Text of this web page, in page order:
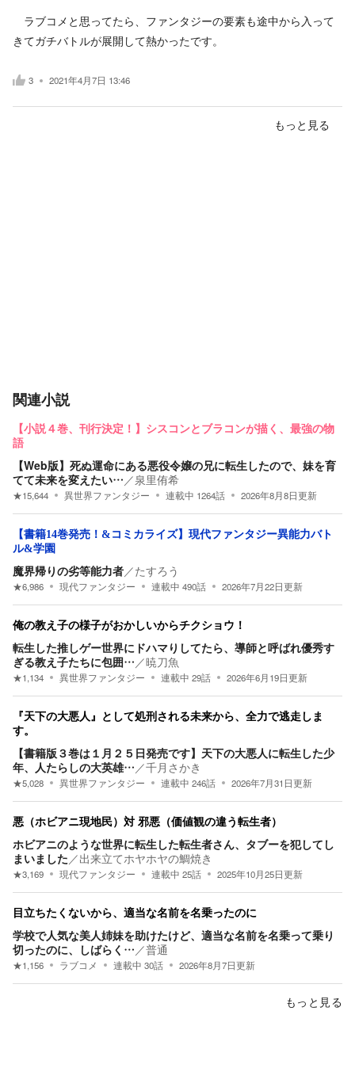
ラブコメと思ってたら、ファンタジーの要素も途中から入って
きてガチバトルが展開して熱かったです。
3 2021年4月7日 13:46
もっと見る
関連小説
【小説４巻、刊行決定！】シスコンとブラコンが描く、最強の物
語
【Web版】死ぬ運命にある悪役令嬢の兄に転生したので、妹を育
てて未来を変えたい… ／泉里侑希
★15,644 異世界ファンタジー 連載中 1264話 2026年8月8日更新
【書籍14巻発売！&コミカライズ】現代ファンタジー異能力バト
ル&学園
魔界帰りの劣等能力者／たすろう
★6,986 現代ファンタジー 連載中 490話 2026年7月22日更新
俺の教え子の様子がおかしいからチクショウ！
転生した推しゲー世界にドハマりしてたら、導師と呼ばれ優秀す
ぎる教え子たちに包囲… ／暁刀魚
★1,134 異世界ファンタジー 連載中 29話 2026年6月19日更新
『天下の大悪人』として処刑される未来から、全力で逃走しま
す。
【書籍版３巻は１月２５日発売です】天下の大悪人に転生した少
年、人たらしの大英雄… ／千月さかき
★5,028 異世界ファンタジー 連載中 246話 2026年7月31日更新
悪（ホビアニ現地民）対 邪悪（価値観の違う転生者）
ホビアニのような世界に転生した転生者さん、タブーを犯してし
まいました ／出来立てホヤホヤの鯛焼き
★3,169 現代ファンタジー 連載中 25話 2025年10月25日更新
目立ちたくないから、適当な名前を名乗ったのに
学校で人気な美人姉妹を助けたけど、適当な名前を名乗って乗り
切ったのに、しばらく… ／普通
★1,156 ラブコメ 連載中 30話 2026年8月7日更新
もっと見る